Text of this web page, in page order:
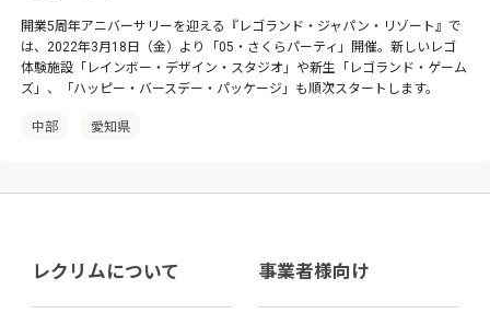
開業5周年アニバーサリーを迎える『レゴランド・ジャパン・リゾート』で
は、2022年3月18日（金）より「05・さくらパーティ」開催。新しいレゴ
体験施設「レインボー・デザイン・スタジオ」や新生「レゴランド・ゲーム
ズ」、「ハッピー・バースデー・パッケージ」も順次スタートします。
中部 愛知県
レクリムについて 事業者様向け